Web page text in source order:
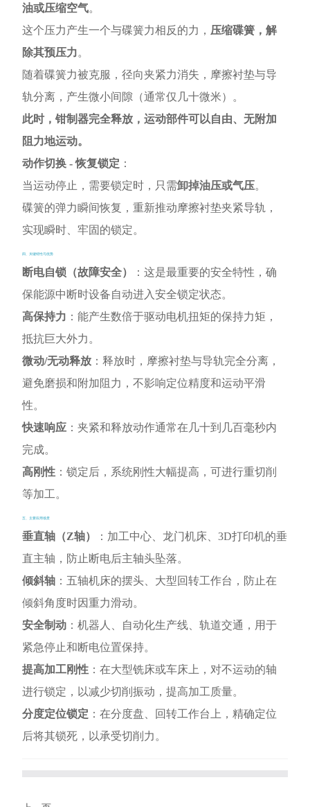
油或压缩空气。
这个压力产生一个与碟簧力相反的力， 压缩碟簧，解
除其预压力。
随着碟簧力被克服，径向夹紧力消失，摩擦衬垫与导
轨分离，产生微小间隙（通常仅几十微米）。
此时，钳制器完全释放，运动部件可以自由、无附加
阻力地运动。
动作切换 - 恢复锁定 ：
当运动停止，需要锁定时，只需卸掉油压或气压。
碟簧的弹力瞬间恢复，重新推动摩擦衬垫夹紧导轨，
实现瞬时、牢固的锁定。
四、关键特性与优势
断电自锁（故障安全）
：这是最重要的安全特性，确
保能源中断时设备自动进入安全锁定状态。
高保持力 ：能产生数倍于驱动电机扭矩的保持力矩，
抵抗巨大外力。
微动/无动释放 ：释放时，摩擦衬垫与导轨完全分离，
避免磨损和附加阻力，不影响定位精度和运动平滑
性。
快速响应 ：夹紧和释放动作通常在几十到几百毫秒内
完成。
高刚性 ：锁定后，系统刚性大幅提高，可进行重切削
等加工。
五、主要应用场景
垂直轴（Z轴）
：加工中心、龙门机床、3D打印机的垂
直主轴，防止断电后主轴头坠落。
倾斜轴 ：五轴机床的摆头、大型回转工作台，防止在
倾斜角度时因重力滑动。
安全制动 ：机器人、自动化生产线、轨道交通，用于
紧急停止和断电位置保持。
提高加工刚性 ：在大型铣床或车床上，对不运动的轴
进行锁定，以减少切削振动，提高加工质量。
分度定位锁定 ：在分度盘、回转工作台上，精确定位
后将其锁死，以承受切削力。